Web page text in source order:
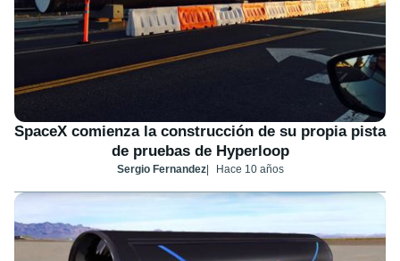
SpaceX comienza la construcción de su propia pista
de pruebas de Hyperloop
Sergio Fernandez Hace 10 años